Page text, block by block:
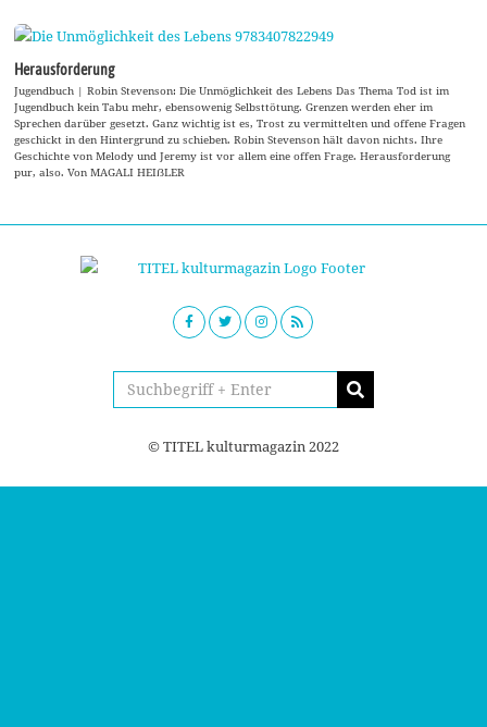
Herausforderung
Jugendbuch | Robin Stevenson: Die Unmöglichkeit des Lebens Das Thema Tod ist im
Jugendbuch kein Tabu mehr, ebensowenig Selbsttötung. Grenzen werden eher im
Sprechen darüber gesetzt. Ganz wichtig ist es, Trost zu vermittelten und offene Fragen
geschickt in den Hintergrund zu schieben. Robin Stevenson hält davon nichts. Ihre
Geschichte von Melody und Jeremy ist vor allem eine offen Frage. Herausforderung
pur, also. Von MAGALI HEIẞLER
© TITEL kulturmagazin 2022